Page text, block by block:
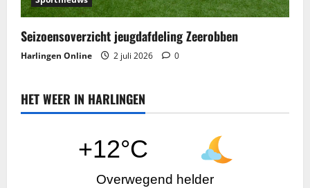
Seizoensoverzicht jeugdafdeling Zeerobben
Harlingen Online 2 juli 2026 0
HET WEER IN HARLINGEN
+12°C
Overwegend helder